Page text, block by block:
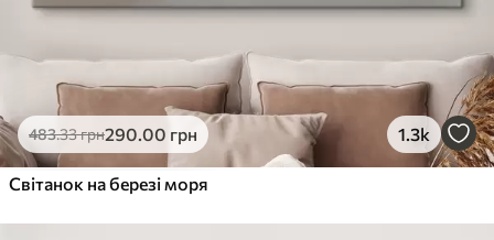
483.33грн290.00 грн 1.3k
Світанок на березі моря